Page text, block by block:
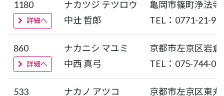
1180
詳細へ
ナカツジ テツロウ
中 哲郎
亀岡市篠町浄法
TEL：0771-21-
860
詳細へ
ナカニシ マユミ
中西 真弓
京都市左京区岩
TEL：075-744-
533
ナカノ アツコ
京都市左京区東